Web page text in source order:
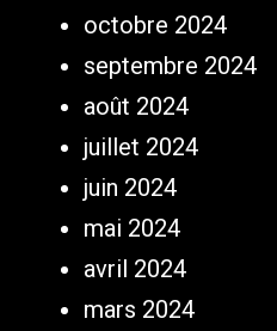
octobre 2024
septembre 2024
août 2024
juillet 2024
juin 2024
mai 2024
avril 2024
mars 2024